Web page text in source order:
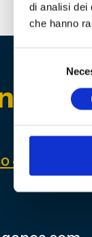
di analisi dei
che hanno
4 | 16128